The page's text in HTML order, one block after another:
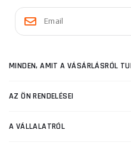
MINDEN, AMIT A VÁSÁRLÁSRÓL
AZ ÖN RENDELÉSEI
A VÁLLALATRÓL